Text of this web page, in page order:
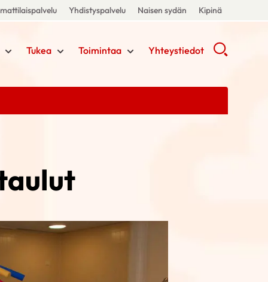
Yhdistyspalvelu Naisen sydän Kipinä
Tukea Toimintaa Yhteystiedot